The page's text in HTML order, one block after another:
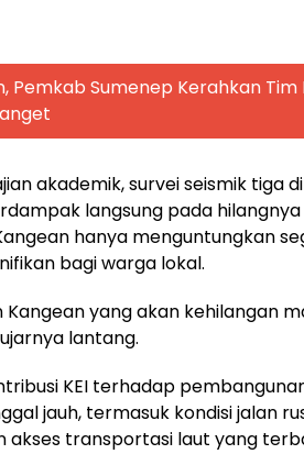
Pemkab Sumenep Kerahkan Tim
akademik, survei seismik tiga
langsung pada
hanya menguntungkan
bagi warga lokal.
Kangean yang akan kehilangan
lantang.
KEI terhadap
jauh, termasuk kondisi jalan
akses transportasi laut yang